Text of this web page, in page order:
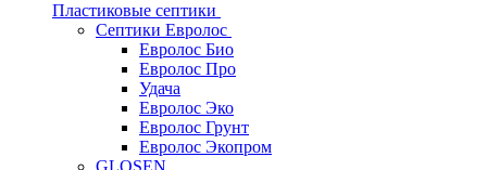
Пластиковые септики
Септики Евролос
Евролос Био
Евролос Про
Удача
Евролос Эко
Евролос Грунт
Евролос Экопром
GLOSEN